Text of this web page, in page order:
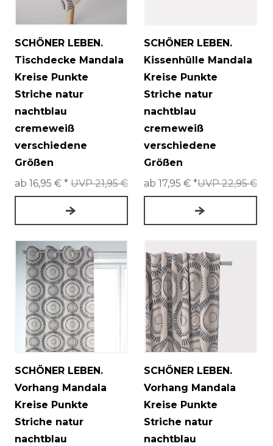
SCHÖNER LEBEN.
Tischdecke Mandala
Kreise Punkte
Striche natur
nachtblau
cremeweiß
verschiedene
Größen
UVP 21,95 €
ab 16,95 € *
SCHÖNER LEBEN.
Kissenhülle Mandala
Kreise Punkte
Striche natur
nachtblau
cremeweiß
verschiedene
Größen
UVP 22,95 €
ab 17,95 € *
SCHÖNER LEBEN.
Vorhang Mandala
Kreise Punkte
Striche natur
nachtblau
SCHÖNER LEBEN.
Vorhang Mandala
Kreise Punkte
Striche natur
nachtblau